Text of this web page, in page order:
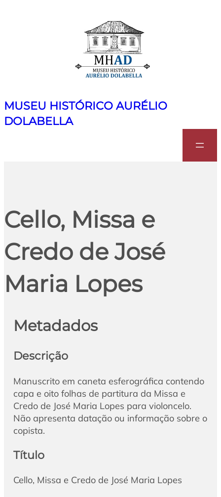
MUSEU HISTÓRICO AURÉLIO
DOLABELLA
Cello, Missa e
Credo de José
Maria Lopes
Metadados
Descrição
Manuscrito em caneta esferográfica contendo
capa e oito folhas de partitura da Missa e
Credo de José Maria Lopes para violoncelo.
Não apresenta datação ou informação sobre o
copista.
Título
Cello, Missa e Credo de José Maria Lopes